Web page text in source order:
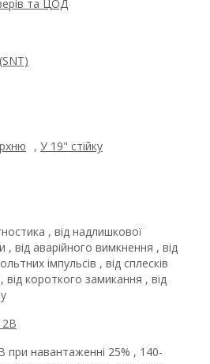
та ЦОД
, У 19" стійку
, від надлишкової
, від аварійного вимкнення , від
імпульсів , від сплесків
від короткого замикання , від
при навантаженні 25% , 140-